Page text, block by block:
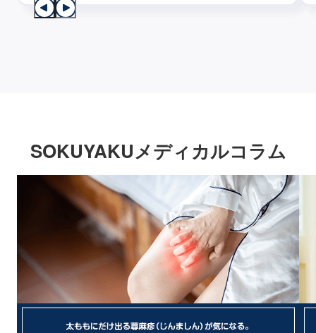
SOKUYAKUメディカルコラム